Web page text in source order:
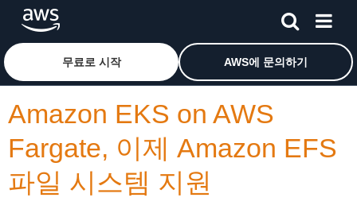
메인 콘텐츠로 건너뛰기Amazon Web Services 홈 페이지로 돌아가려면 여기를 클
무료로 시작 AWS에 문의하기
Amazon EKS on AWS
Fargate, 이제 Amazon EFS
파일 시스템 지원